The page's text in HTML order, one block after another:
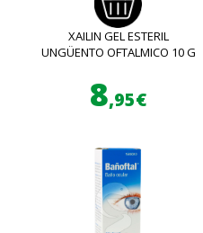
XAILIN GEL ESTERIL
UNGÜENTO OFTALMICO 10 G
8,95€